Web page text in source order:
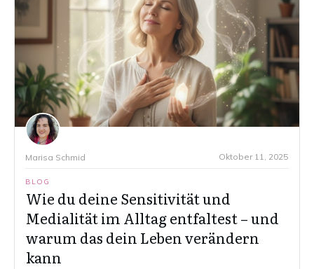
Marisa Schmid Oktober 11, 2025
BLOG
Wie du deine Sensitivität und
Medialität im Alltag entfaltest – und
warum das dein Leben verändern
kann